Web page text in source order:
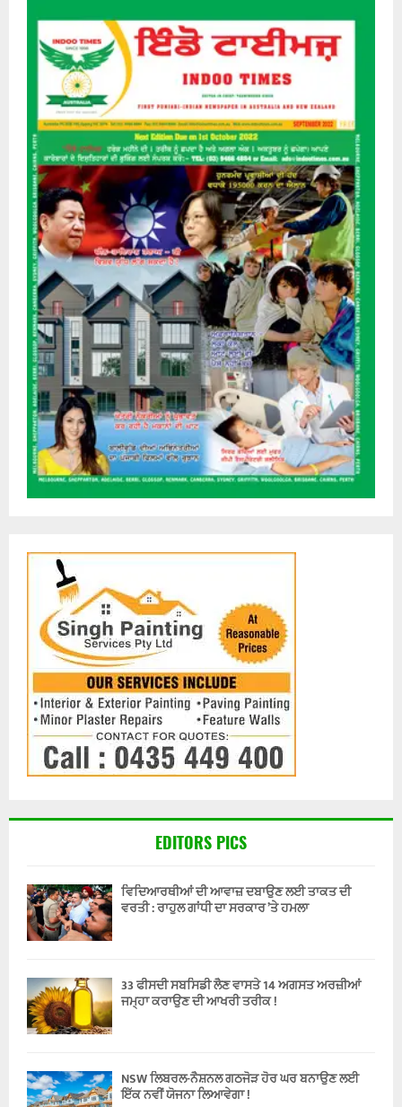
EDITORS PICS
ਵਿਦਿਆਰਥੀਆਂ ਦੀ ਆਵਾਜ਼ ਦਬਾਉਣ ਲਈ ਤਾਕਤ ਦੀ
ਵਰਤੀ : ਰਾਹੁਲ ਗਾਂਧੀ ਦਾ ਸਰਕਾਰ ’ਤੇ ਹਮਲਾ
33 ਫੀਸਦੀ ਸਬਸਿਡੀ ਲੈਣ ਵਾਸਤੇ 14 ਅਗਸਤ ਅਰਜ਼ੀਆਂ
ਜਮ੍ਹਾ ਕਰਾਉਣ ਦੀ ਆਖਰੀ ਤਰੀਕ !
NSW ਲਿਬਰਲ-ਨੈਸ਼ਨਲ ਗਠਜੋੜ ਹੋਰ ਘਰ ਬਨਾਉਣ ਲਈ
ਇੱਕ ਨਵੀਂ ਯੋਜਨਾ ਲਿਆਵੇਗਾ !